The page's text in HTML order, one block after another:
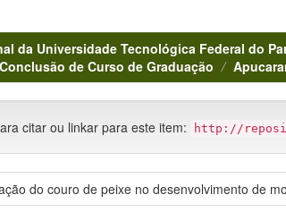
da Universidade Tecnológica Federal do
de Curso de Graduação
citar ou linkar para este item: http://
do couro de peixe no desenvolvimento de